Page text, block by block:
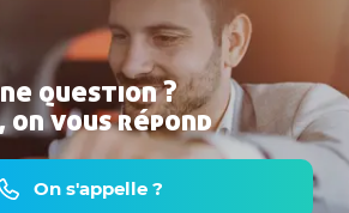
question ?
on vous répond
On s'appelle ?